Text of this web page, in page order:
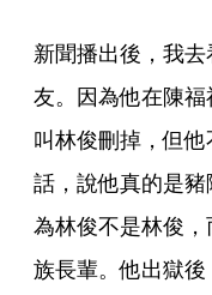
新聞播出後，我
友。因為他在陳
叫林俊刪掉，但
話，說他真的是
為林俊不是林俊
族長輩。他出獄